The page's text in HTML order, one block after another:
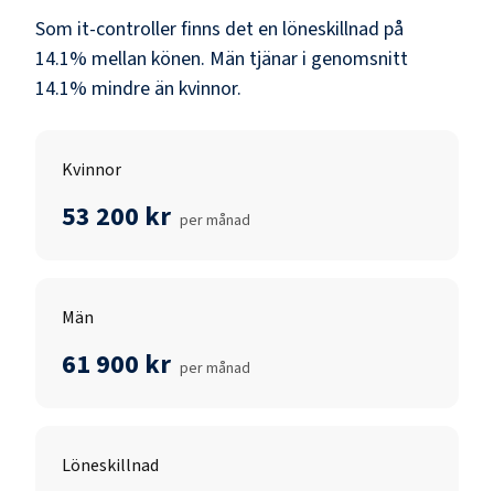
Som it-controllerfinns det en löneskillnad på
14.1% mellan könen. Män tjänar i genomsnitt
14.1% mindre än kvinnor.
Kvinnor
53 200 kr per månad
Män
61 900 kr per månad
Löneskillnad